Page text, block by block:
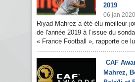
2019
06 jan 2020
Riyad Mahrez a été élu meilleur
de l'année 2019 à l’issue du
« France Football », rapporte ce
CAF
Mahrez,